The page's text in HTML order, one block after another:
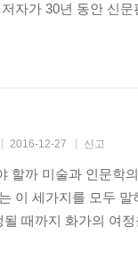
자가 30년 동안 신
2016-12-27 신고
할까 미술과 인문학
이 세가지를 모두
때까지 화가의 여